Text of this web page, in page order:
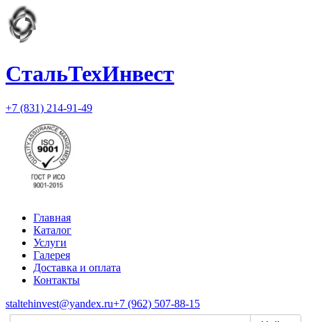
СтальТехИнвест
+7 (831) 214-91-49
Главная
Каталог
Услуги
Галерея
Доставка и оплата
Контакты
staltehinvest@yandex.ru+7 (962) 507-88-15